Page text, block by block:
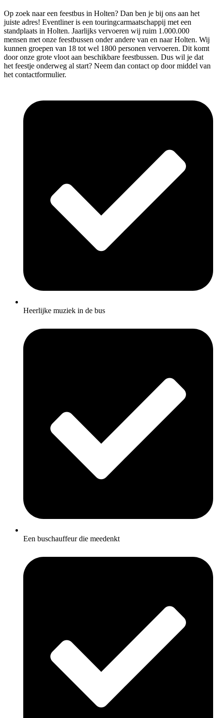
Op zoek naar een feestbus in Holten? Dan ben je bij ons aan het
juiste adres! Eventliner is een touringcarmaatschappij met een
standplaats in Holten. Jaarlijks vervoeren wij ruim 1.000.000
mensen met onze feestbussen onder andere van en naar Holten. Wij
kunnen groepen van 18 tot wel 1800 personen vervoeren. Dit komt
door onze grote vloot aan beschikbare feestbussen. Dus wil je dat
het feestje onderweg al start? Neem dan contact op door middel van
het contactformulier.
Heerlijke muziek in de bus
Een buschauffeur die meedenkt